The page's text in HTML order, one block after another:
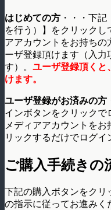
はじめての方 ・・・下
を行う）】をクリック
アアカウントをお持ち
ーザ登録頂けます（入力
す）。 ユーザ登録頂くと
けます。
ユーザ登録がお済みの方
インボタンをクリック
メディアアカウントを
リックするだけでログイ
ご購入手続きの
下記の購入ボタンをク
の指示に従ってお進みく